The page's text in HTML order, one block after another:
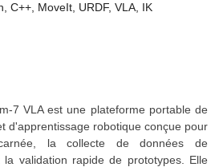
C++, MoveIt, URDF, VLA, IK
7 VLA est une plateforme portable de
d'apprentissage robotique conçue pour
la collecte de données de
validation rapide de prototypes. Elle